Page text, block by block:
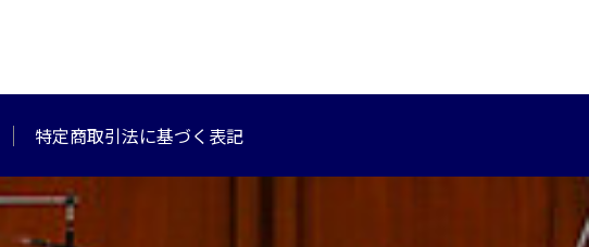
特定商取引法に基づく表記